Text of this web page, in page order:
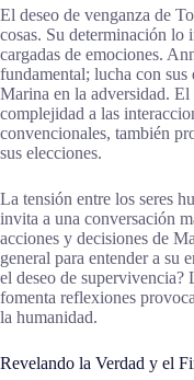
El deseo de venganza de
cosas. Su determinación lo
cargadas de emociones.
fundamental; lucha con sus
Marina en la adversidad.
complejidad a las
convencionales, también
sus elecciones.
La tensión entre los seres
invita a una conversación
acciones y decisiones de
general para entender a su
el deseo de supervivencia?
fomenta reflexiones
la humanidad.
Revelando la Verdad y el